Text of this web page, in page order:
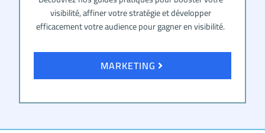
visibilité, affiner votre stratégie et développer
efficacement votre audience pour gagner en visibilité.
MARKETING